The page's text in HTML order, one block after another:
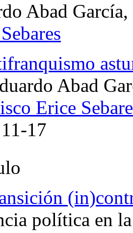
Abad García,
Abad
Erice
11-17
política en